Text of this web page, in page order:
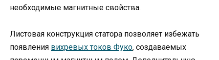
необходимые магнитные свойства.
Листовая конструкция статора позволяет избежать
появления вихревых токов Фуко, создаваемых